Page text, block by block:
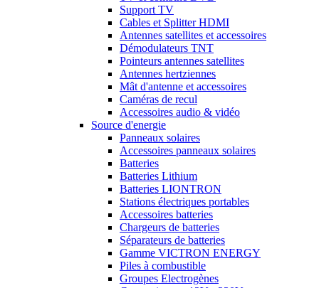
Support TV
Cables et Splitter HDMI
Antennes satellites et accessoires
Démodulateurs TNT
Pointeurs antennes satellites
Antennes hertziennes
Mât d'antenne et accessoires
Caméras de recul
Accessoires audio & vidéo
Source d'energie
Panneaux solaires
Accessoires panneaux solaires
Batteries
Batteries Lithium
Batteries LIONTRON
Stations électriques portables
Accessoires batteries
Chargeurs de batteries
Séparateurs de batteries
Gamme VICTRON ENERGY
Piles à combustible
Groupes Electrogènes